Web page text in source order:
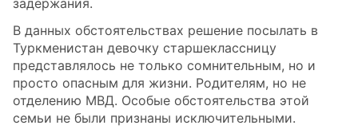
В данных обстоятельствах решение посылать в
Туркменистан девочку старшеклассницу
представлялось не только сомнительным, но и
просто опасным для жизни. Родителям, но не
отделению МВД. Особые обстоятельства этой
семьи не были признаны исключительными.